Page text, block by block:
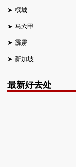
➤ 槟城
➤ 马六甲
➤ 霹雳
➤ 新加坡
最新好去处